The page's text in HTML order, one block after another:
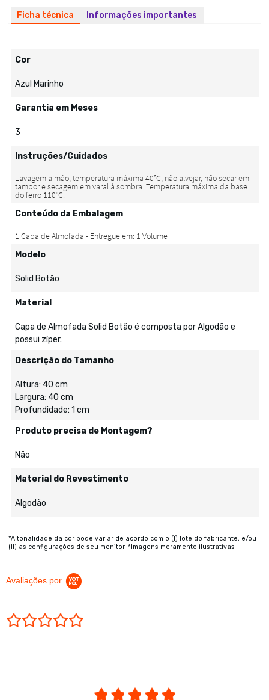
Ficha técnica Informações importantes
Cor
Azul Marinho
Garantia em Meses
3
Instruções/Cuidados
Conteúdo da Embalagem
Modelo
Solid Botão
Material
Capa de Almofada Solid Botão é composta por Algodão e
possui zíper.
Descrição do Tamanho
Altura: 40 cm
Largura: 40 cm
Profundidade: 1 cm
Produto precisa de Montagem?
Não
Material do Revestimento
Algodão
*A tonalidade da cor pode variar de acordo com o (I) lote do fabricante; e/ou
(II) as configurações de seu monitor. *Imagens meramente ilustrativas
Avaliações por